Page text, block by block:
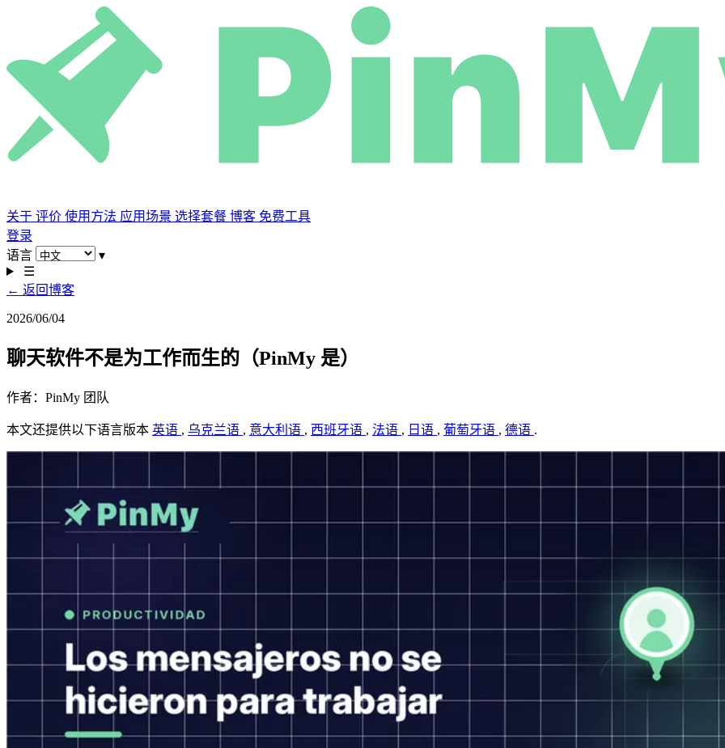
关于 评价 使用方法 应用场景 选择套餐 博客 免费工具
登录
语言
▾
☰
← 返回博客
2026/06/04
聊天软件不是为工作而生的（PinMy 是）
作者：PinMy 团队
本文还提供以下语言版本 英语 , 乌克兰语 , 意大利语 , 西班牙语 , 法语 , 日语 , 葡萄牙语 , 德语 .